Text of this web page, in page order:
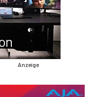
Anzeige